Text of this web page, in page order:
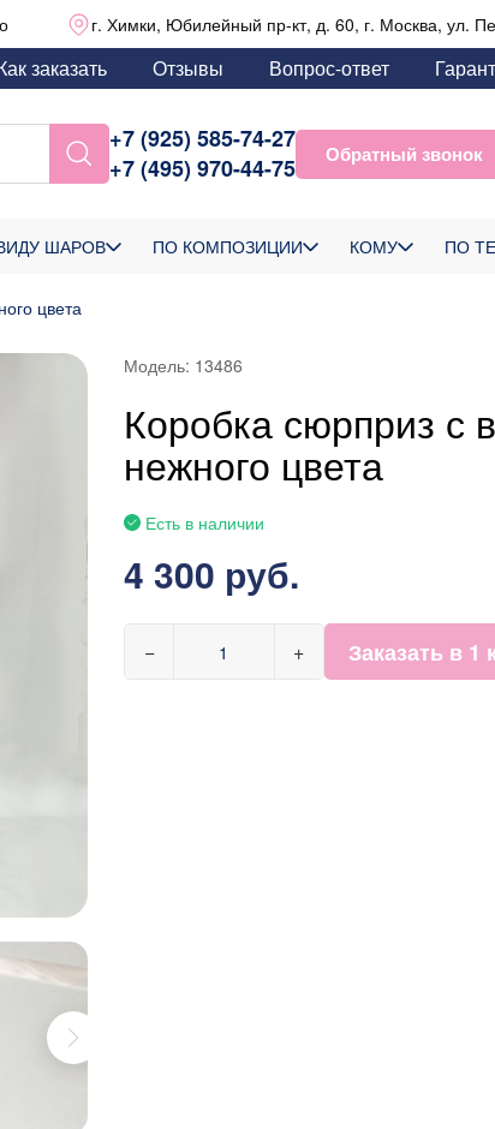
г. Химки, Юбилейный пр-кт, д. 60, г. Москва, ул.
заказать Отзывы Вопрос-ответ
+7 (925) 585-74-27
+7 (495) 970-44-75
Обратный звонок
ШАРОВ ПО КОМПОЗИЦИИ КОМУ ПО
цвета
Модель: 13486
Коробка сюрприз
нежного цвета
Есть в наличии
4 300 руб.
− + Заказать в 1